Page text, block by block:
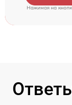
Нажимая на